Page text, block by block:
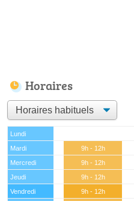
Horaires
Lundi
Mardi
9h - 12h
Mercredi
9h - 12h
Jeudi
9h - 12h
Vendredi
9h - 12h